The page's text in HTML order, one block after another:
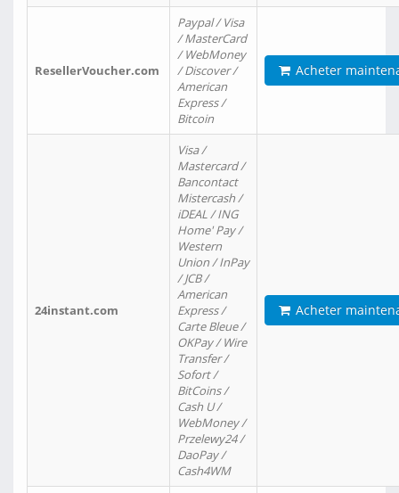
ResellerVoucher.com
Paypal / Visa
/ MasterCard
/ WebMoney
/ Discover /
American
Express /
Bitcoin
Acheter
24instant.com
Visa /
Mastercard /
Bancontact
Mistercash /
iDEAL / ING
Home' Pay /
Western
Union / InPay
/ JCB /
American
Express /
Carte Bleue /
OKPay / Wire
Transfer /
Sofort /
BitCoins /
Cash U /
WebMoney /
Przelewy24 /
DaoPay /
Cash4WM
Acheter